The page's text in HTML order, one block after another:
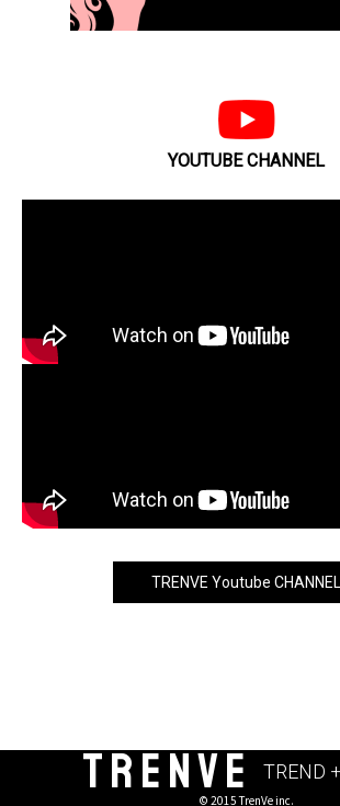
YOUTUBE CHANNEL
TRENVE Youtube CHANNEL
TRENVE TREND
© 2015 TrenVe inc.